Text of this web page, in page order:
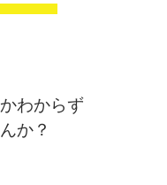
わからず
か？